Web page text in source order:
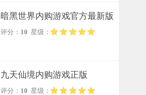
暗黑世界内购游戏官方最新版
评分： 10 星级：
九天仙境内购游戏正版
评分： 10 星级：